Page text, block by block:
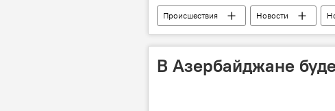
Происшествия Новости
В Азербайджане